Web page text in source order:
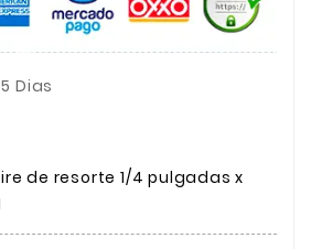
Dias
de resorte 1/4 pulgadas x